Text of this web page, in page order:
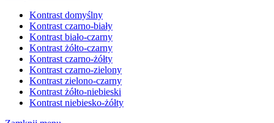
Kontrast domyślny
Kontrast czarno-biały
Kontrast biało-czarny
Kontrast żółto-czarny
Kontrast czarno-żółty
Kontrast czarno-zielony
Kontrast zielono-czarny
Kontrast żółto-niebieski
Kontrast niebiesko-żółty